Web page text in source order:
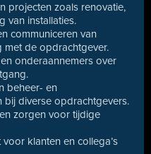
projecten zoals renovatie,
van installaties.
communiceren van
met de opdrachtgever.
onderaannemers over
beheer- en
diverse opdrachtgevers.
zorgen voor tijdige
klanten en collega’s